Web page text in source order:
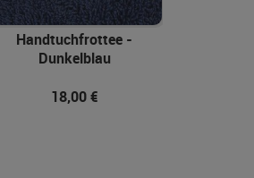
Handtuchfrottee -
Dunkelblau
18,00 €